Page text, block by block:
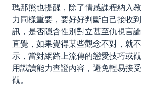
瑪那熊也提醒，除了情感課程納入
力同樣重要，要好好判斷自己接收
訊，是否隱含性別對立甚至仇視言
直覺，如果覺得某些觀念不對，就
示，當對網路上流傳的戀愛技巧或
用識讀能力查證內容，避免輕易接
觀。